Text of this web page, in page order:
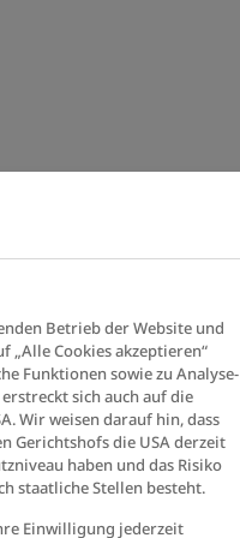
Betrieb der Website und
„Alle Cookies akzeptieren“
Funktionen sowie zu Analyse-
sich auch auf die
Wir weisen darauf hin, dass
Gerichtshofs die USA derzeit
haben und das Risiko
staatliche Stellen besteht.
Einwilligung jederzeit